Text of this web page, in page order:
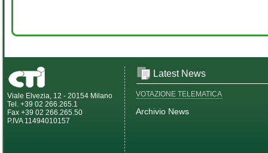
Viale Elvezia, 12 - 20154 Milano
Tel. +39 02 266.265.1
Fax +39 02 266.265.50
P.IVA 11494010157
Latest News
VOTAZIONE TELEMATICA
Archivio News